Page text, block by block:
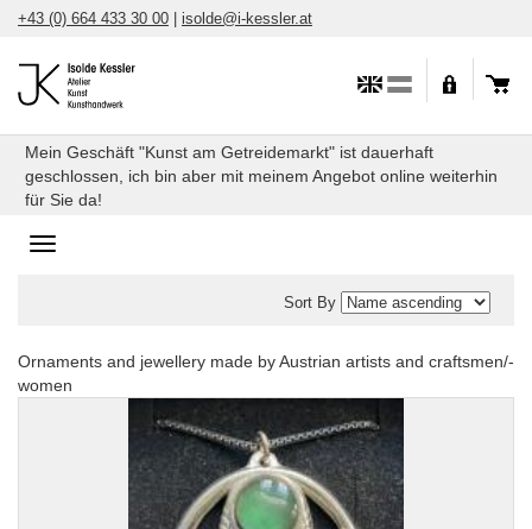
Skip+43 (0) 664 433 30 00 | isolde@i-kessler.at
Mein Geschäft "Kunst am Getreidemarkt" ist dauerhaft
geschlossen, ich bin aber mit meinem Angebot online weiterhin
für Sie da!
Toggle
Sort By
Jewellery
Ornaments and jewellery made by Austrian artists and craftsmen/-
women